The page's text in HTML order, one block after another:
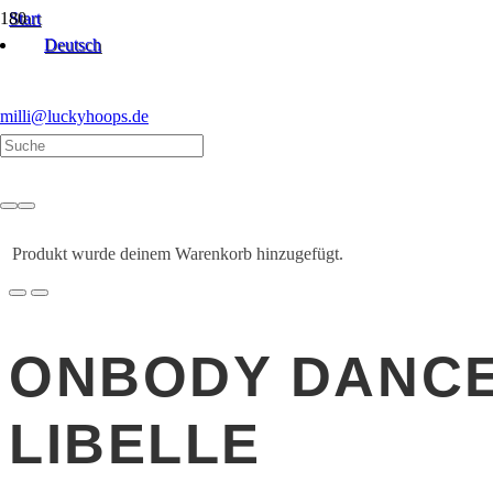
Deutsch
milli@luckyhoops.de
Produkt wurde deinem Warenkorb hinzugefügt.
Start
ON-BODY Dance Hoops | Beginner
Libelle
ONBODY
LIBELLE